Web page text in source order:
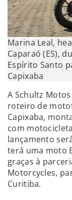
Marina Leal,
Caparaó (ES),
Espírito Santo
Capixaba
A Schultz
roteiro de
Capixaba,
com
lançamento
terá uma moto
graças à
Motorcycles,
Curitiba.